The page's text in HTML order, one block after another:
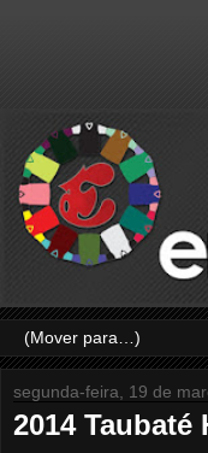
segunda-feira, 19 de
2014 Taubaté